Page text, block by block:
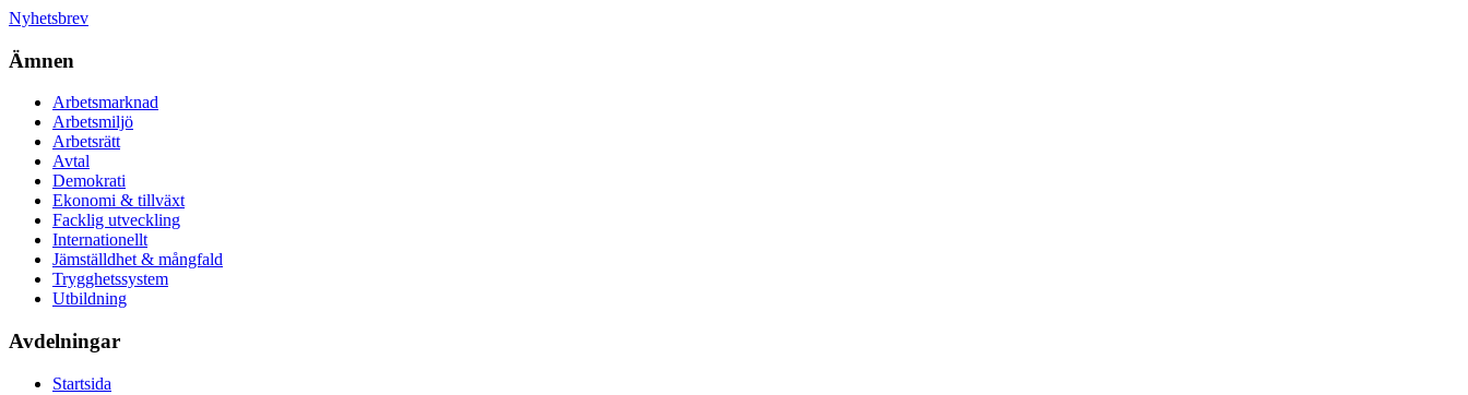
Nyhetsbrev
Ämnen
Arbetsmarknad
Arbetsmiljö
Arbetsrätt
Avtal
Demokrati
Ekonomi & tillväxt
Facklig utveckling
Internationellt
Jämställdhet & mångfald
Trygghetssystem
Utbildning
Avdelningar
Startsida